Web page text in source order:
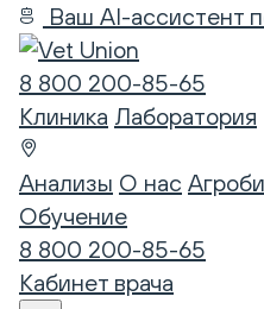
Ваш AI-ассистент
8 800 200-85-65
Клиника Лаборатория
Анализы О нас
Обучение
8 800 200-85-65
Кабинет врача